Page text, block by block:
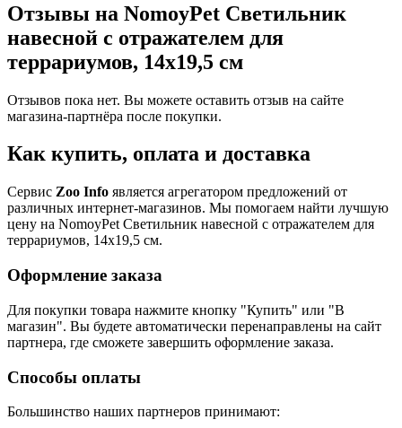
Отзывы на NomoyPet Светильник
навесной с отражателем для
террариумов, 14х19,5 см
Отзывов пока нет. Вы можете оставить отзыв на сайте
магазина-партнёра после покупки.
Как купить, оплата и доставка
Сервис Zoo Info является агрегатором предложений от
различных интернет-магазинов. Мы помогаем найти лучшую
цену на NomoyPet Светильник навесной с отражателем для
террариумов, 14х19,5 см.
Оформление заказа
Для покупки товара нажмите кнопку "Купить" или "В
магазин". Вы будете автоматически перенаправлены на сайт
партнера, где сможете завершить оформление заказа.
Способы оплаты
Большинство наших партнеров принимают: